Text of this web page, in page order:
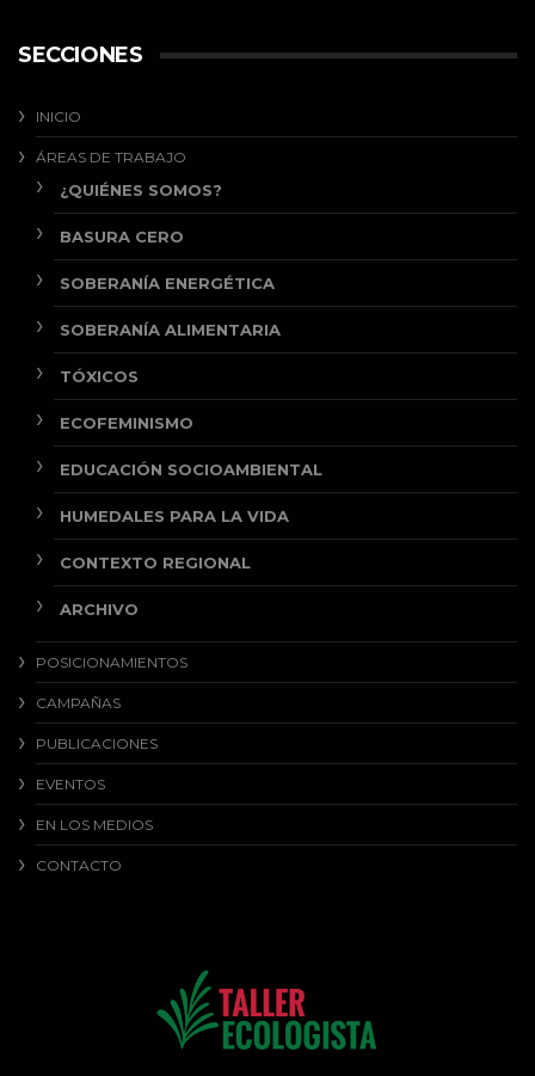
SECCIONES
INICIO
ÁREAS DE TRABAJO
¿QUIÉNES SOMOS?
BASURA CERO
SOBERANÍA ENERGÉTICA
SOBERANÍA ALIMENTARIA
TÓXICOS
ECOFEMINISMO
EDUCACIÓN SOCIOAMBIENTAL
HUMEDALES PARA LA VIDA
CONTEXTO REGIONAL
ARCHIVO
POSICIONAMIENTOS
CAMPAÑAS
PUBLICACIONES
EVENTOS
EN LOS MEDIOS
CONTACTO